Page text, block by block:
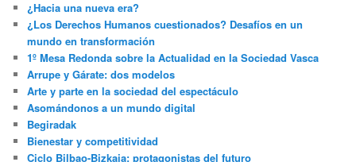
¿Hacia una nueva era?
¿Los Derechos Humanos cuestionados? Desafíos en un
mundo en transformación
1º Mesa Redonda sobre la Actualidad en la Sociedad Vasca
Arrupe y Gárate: dos modelos
Arte y parte en la sociedad del espectáculo
Asomándonos a un mundo digital
Begiradak
Bienestar y competitividad
Ciclo Bilbao-Bizkaia: protagonistas del futuro